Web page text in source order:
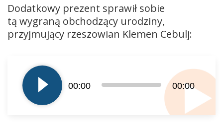
Dodatkowy prezent sprawił sobie
tą wygraną obchodzący urodziny,
przyjmujący rzeszowian Klemen Cebulj:
plików
dźwiękowych
00:00 00:00